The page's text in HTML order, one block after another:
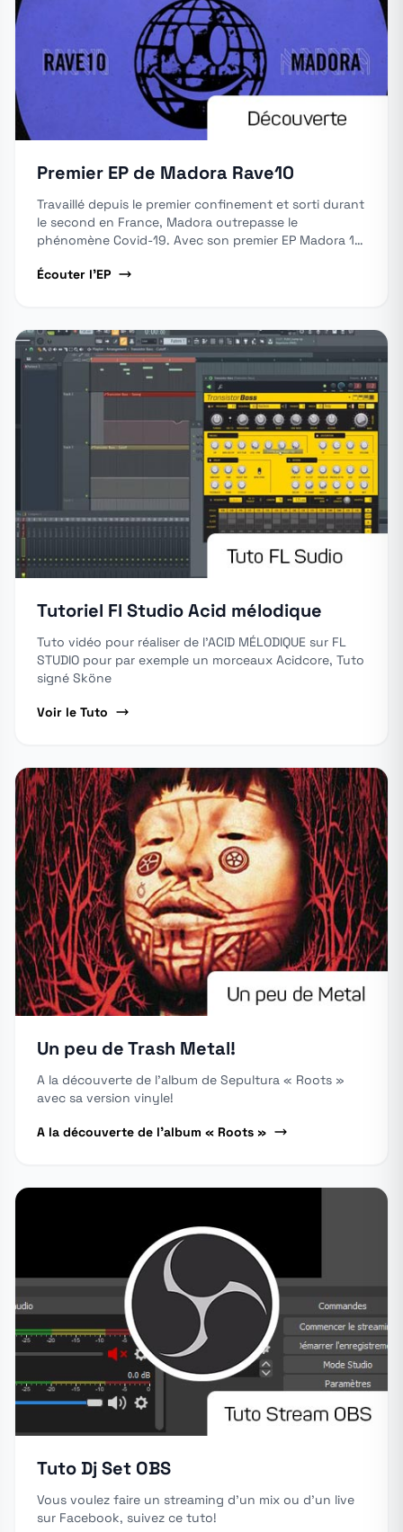
Premier EP de Madora Rave10
Travaillé depuis le premier confinement et sorti durant
le second en France, Madora outrepasse le
phénomène Covid-19. Avec son premier EP Madora 10
cela.
Écouter l'EP
Tutoriel Fl Studio Acid mélodique
Tuto vidéo pour réaliser de l'ACID MÉLODIQUE sur FL
STUDIO pour par exemple un morceaux Acidcore, Tuto
signé Sköne
Voir le Tuto
Un peu de Trash Metal!
A la découverte de l'album de Sepultura « Roots »
avec sa version vinyle!
A la découverte de l'album « Roots »
Tuto Dj Set OBS
Vous voulez faire un streaming d'un mix ou d'un live
sur Facebook, suivez ce tuto!